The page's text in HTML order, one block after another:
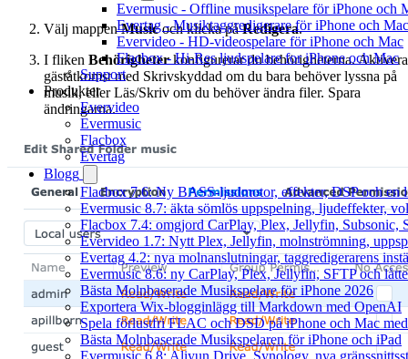
Evermusic - Offline musikspelare för iPhone och
Evertag - Musiktaggredigerare för iPhone och Mac
Evervideo - HD-videospelare för iPhone och Mac
Flacbox - Hi-Res ljudspelare for iPhone och Mac
Support
Produkter
Evervideo
Evermusic
Flacbox
Evertag
Blogg
Flacbox 7.6: Ny BASS-ljudmotor, effekter, DSP och en
Evermusic 8.7: äkta sömlös uppspelning, ljudeffekter,
Flacbox 7.4: omgjord CarPlay, Plex, Jellyfin, Subsonic,
Evervideo 1.7: Nytt Plex, Jellyfin, molnströmning,
Evertag 4.2: nya molnanslutningar, taggredigerarens
Evermusic 8.6: ny CarPlay, Plex, Jellyfin, SFTP och
Bästa Molnbaserade Musikspelare för iPhone 2026
Exportera Wix-blogginlägg till Markdown med OpenAI
Spela förlustfri FLAC och DSD på iPhone och Mac
Bästa Molnbaserade Musikspelaren för iPhone och iPad
Evermusic 6.8: Aliyun Drive, Synology, nya
Välj mappenMusicoch klicka påRedigera.
I fliken Behörigheterkonfigurerar du behörigheterna. Aktivera
gäståtkomst med Skrivskyddad om du bara behöver lyssna på
musik, eller Läs/Skriv om du behöver ändra filer. Spara
ändringarna.